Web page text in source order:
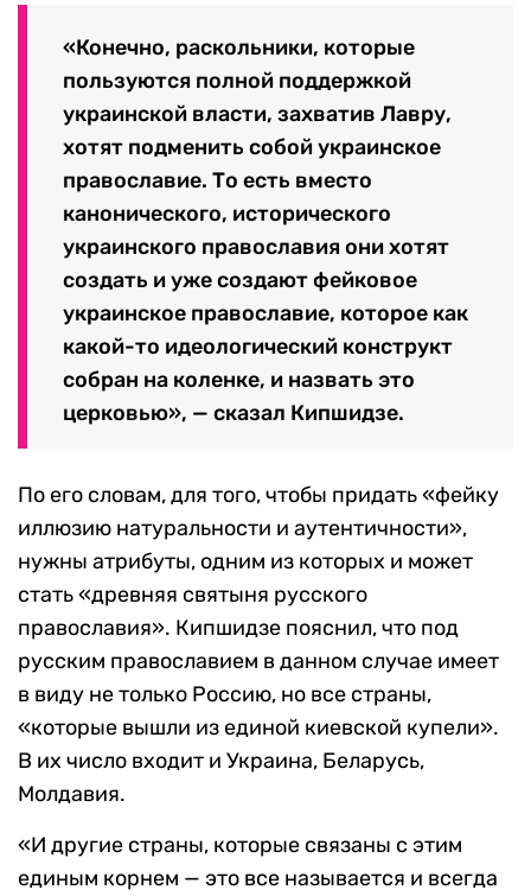
«Конечно, раскольники, которые
пользуются полной поддержкой
украинской власти, захватив Лавру,
хотят подменить собой украинское
православие. То есть вместо
канонического, исторического
украинского православия они хотят
создать и уже создают фейковое
украинское православие, которое как
какой-то идеологический конструкт
собран на коленке, и назвать это
церковью», — сказал Кипшидзе.
По его словам, для того, чтобы придать «фейку
иллюзию натуральности и аутентичности»,
нужны атрибуты, одним из которых и может
стать «древняя святыня русского
православия». Кипшидзе пояснил, что под
русским православием в данном случае имеет
в виду не только Россию, но все страны,
«которые вышли из единой киевской купели».
В их число входит и Украина, Беларусь,
Молдавия.
«И другие страны, которые связаны с этим
единым корнем — это все называется и всегда